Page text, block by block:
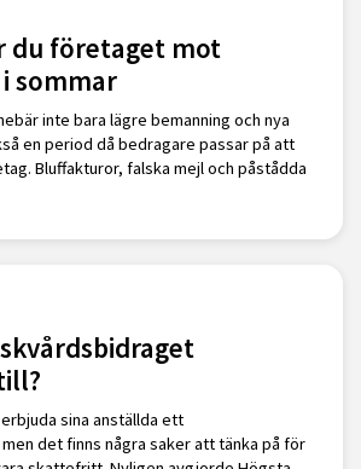
du företaget mot
sommar
inte bara lägre bemanning och nya
en period då bedragare passar på att
Bluffakturor, falska mejl och påstådda
sina anställda ett
det finns några saker att tänka på för